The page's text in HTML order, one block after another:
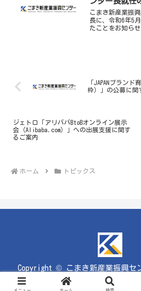
こまき新産業振
長に、令和6年5
たことをお知ら
「JAPANブランド
枠）」の公募に関
ジェトロ「アリババBtoBオンライン展示
会（Alibaba.com）」への出展支援に関す
るご案内
ホーム トピックス
Copyright © こまき新産業振興
Reserved.